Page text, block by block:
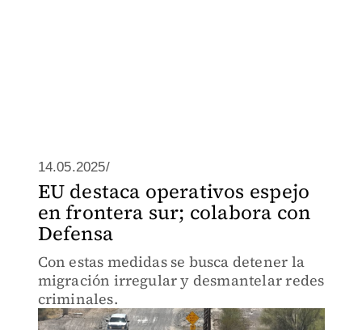
14.05.2025/
EU destaca operativos espejo
en frontera sur; colabora con
Defensa
Con estas medidas se busca detener la
migración irregular y desmantelar redes
criminales.